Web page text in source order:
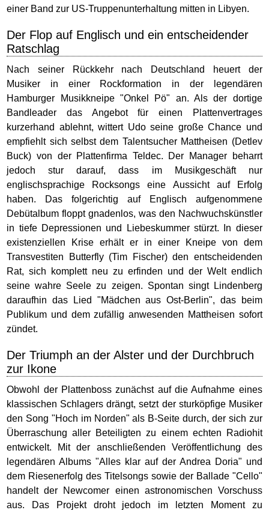
einer Band zur US-Truppenunterhaltung mitten in Libyen.
Der Flop auf Englisch und ein entscheidender
Ratschlag
Nach seiner Rückkehr nach Deutschland heuert der
Musiker in einer Rockformation in der legendären
Hamburger Musikkneipe "Onkel Pö" an. Als der dortige
Bandleader das Angebot für einen Plattenvertrages
kurzerhand ablehnt, wittert Udo seine große Chance und
empfiehlt sich selbst dem Talentsucher Mattheisen (Detlev
Buck) von der Plattenfirma Teldec. Der Manager beharrt
jedoch stur darauf, dass im Musikgeschäft nur
englischsprachige Rocksongs eine Aussicht auf Erfolg
haben. Das folgerichtig auf Englisch aufgenommene
Debütalbum floppt gnadenlos, was den Nachwuchskünstler
in tiefe Depressionen und Liebeskummer stürzt. In dieser
existenziellen Krise erhält er in einer Kneipe von dem
Transvestiten Butterfly (Tim Fischer) den entscheidenden
Rat, sich komplett neu zu erfinden und der Welt endlich
seine wahre Seele zu zeigen. Spontan singt Lindenberg
daraufhin das Lied "Mädchen aus Ost-Berlin", das beim
Publikum und dem zufällig anwesenden Mattheisen sofort
zündet.
Der Triumph an der Alster und der Durchbruch
zur Ikone
Obwohl der Plattenboss zunächst auf die Aufnahme eines
klassischen Schlagers drängt, setzt der sturköpfige Musiker
den Song "Hoch im Norden" als B-Seite durch, der sich zur
Überraschung aller Beteiligten zu einem echten Radiohit
entwickelt. Mit der anschließenden Veröffentlichung des
legendären Albums "Alles klar auf der Andrea Doria" und
dem Riesenerfolg des Titelsongs sowie der Ballade "Cello"
handelt der Newcomer einen astronomischen Vorschuss
aus. Das Projekt droht jedoch im letzten Moment zu